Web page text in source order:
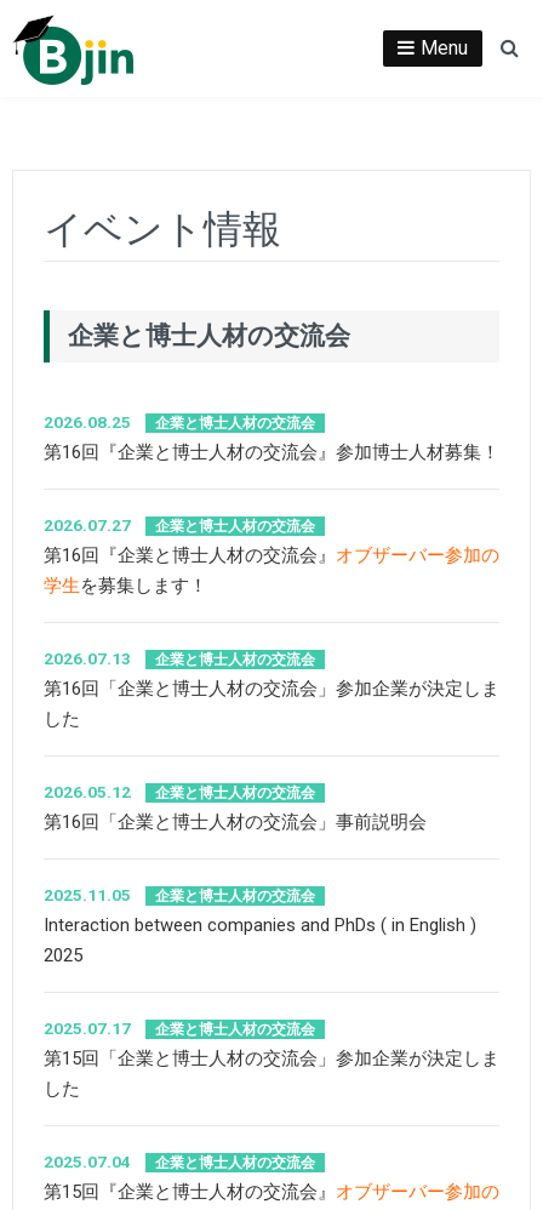
Skip
to
content
Menu
イベント情報
企業と博士人材の交流会
2026.08.25 企業と博士人材の交流会
第16回『企業と博士人材の交流会』参加博士人材募集！
2026.07.27 企業と博士人材の交流会
第16回『企業と博士人材の交流会』 オブザーバー参加の
学生を募集します！
2026.07.13 企業と博士人材の交流会
第16回「企業と博士人材の交流会」参加企業が決定しま
した
2026.05.12 企業と博士人材の交流会
第16回「企業と博士人材の交流会」事前説明会
2025.11.05 企業と博士人材の交流会
Interaction between companies and PhDs ( in English )
2025
2025.07.17 企業と博士人材の交流会
第15回「企業と博士人材の交流会」参加企業が決定しま
した
2025.07.04 企業と博士人材の交流会
第15回『企業と博士人材の交流会』 オブザーバー参加の